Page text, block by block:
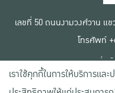
เลขที่ 50 ถนนงามวงศ์วาน แ
โทรศัพท์
เงื่อน
ข้อต
นโยบ
เราใช้คุกกี้ในการให้บริการแล